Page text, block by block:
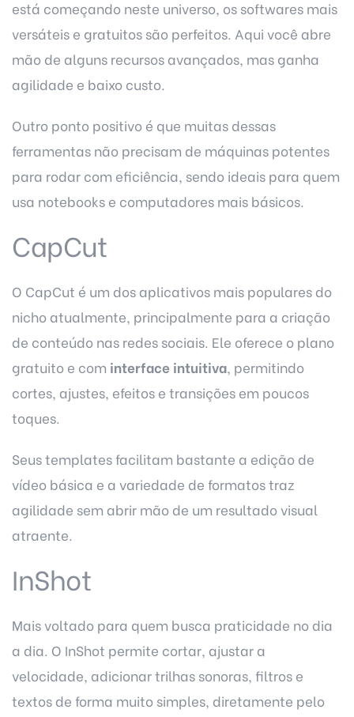
está começando neste universo, os softwares mais
versáteis e gratuitos são perfeitos. Aqui você abre
mão de alguns recursos avançados, mas ganha
agilidade e baixo custo.
Outro ponto positivo é que muitas dessas
ferramentas não precisam de máquinas potentes
para rodar com eficiência, sendo ideais para quem
usa notebooks e computadores mais básicos.
CapCut
O CapCut é um dos aplicativos mais populares do
nicho atualmente, principalmente para a criação
de conteúdo nas redes sociais. Ele oferece o plano
gratuito e com interface intuitiva, permitindo
cortes, ajustes, efeitos e transições em poucos
toques.
Seus templates facilitam bastante a edição de
vídeo básica e a variedade de formatos traz
agilidade sem abrir mão de um resultado visual
atraente.
InShot
Mais voltado para quem busca praticidade no dia
a dia. O InShot permite cortar, ajustar a
velocidade, adicionar trilhas sonoras, filtros e
textos de forma muito simples, diretamente pelo